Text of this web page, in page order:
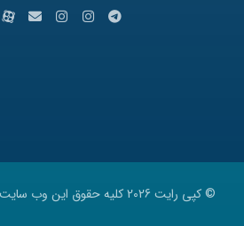
© کپی رایت 2026 کلیه حقوق این وب سایت متعلق به